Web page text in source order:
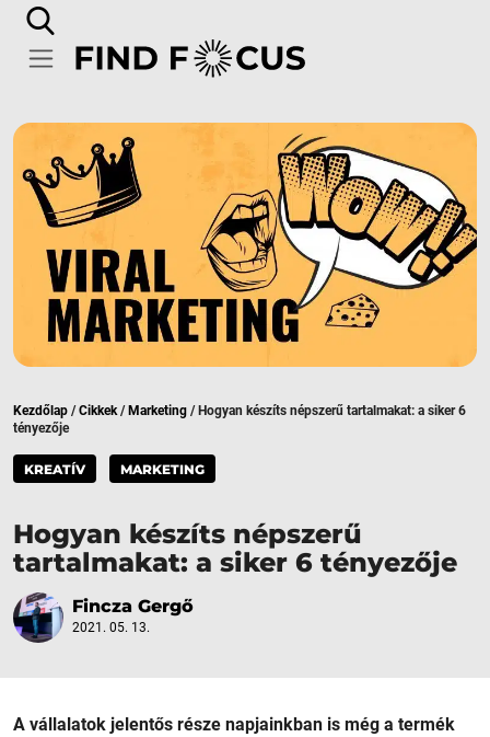
Kezdőlap /Cikkek/ Marketing / Hogyan készíts népszerű tartalmakat: a siker 6
tényezője
KREATÍV MARKETING
Hogyan készíts népszerű
tartalmakat: a siker 6 tényezője
Fincza Gergő
2021. 05. 13.
A vállalatok jelentős része napjainkban is még a termék